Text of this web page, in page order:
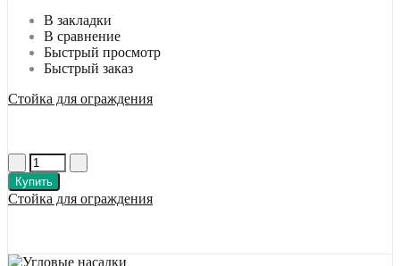
В закладки
В сравнение
Быстрый просмотр
Быстрый заказ
Стойка для ограждения
Купить
Стойка для ограждения